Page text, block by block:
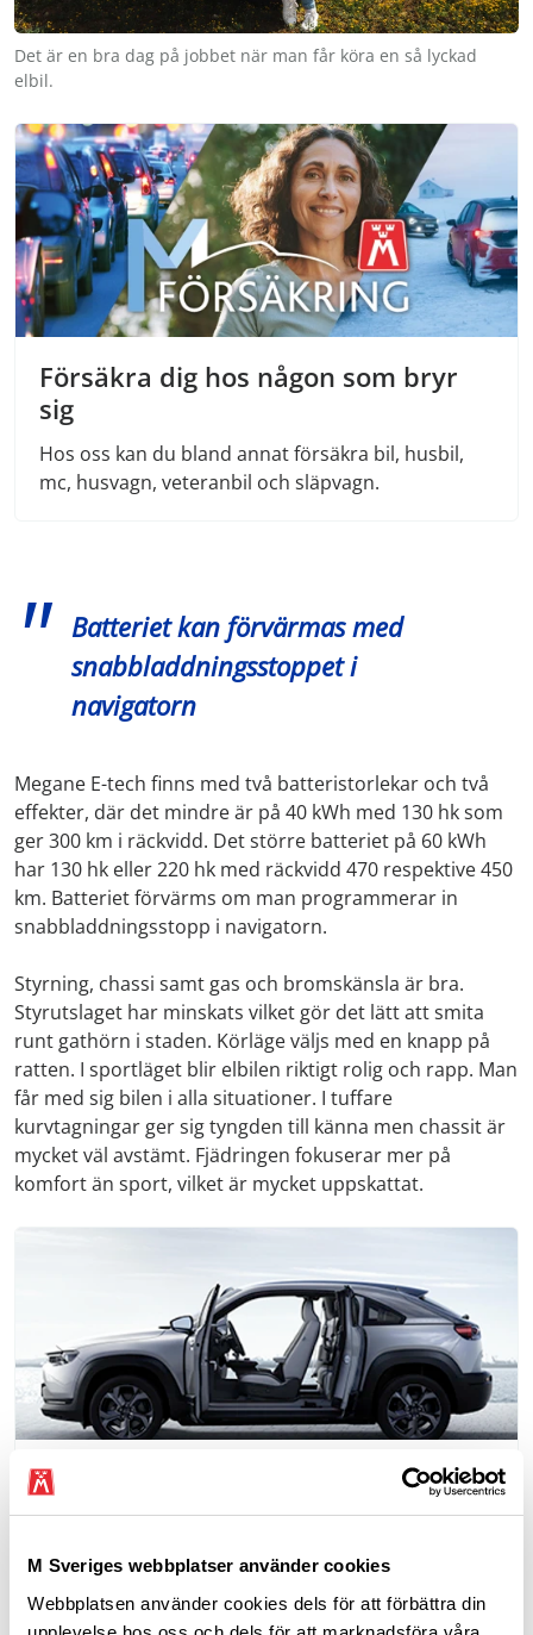
M Sveriges webbplatser använder cookies
Webbplatsen använder cookies dels för att förbättra din
Det är en bra dag på jobbet när man får köra en så lyckad
elbil.
Försäkra dig hos någon som bryr
sig
Hos oss kan du bland annat försäkra bil, husbil,
mc, husvagn, veteranbil och släpvagn.
Batteriet kan förvärmas med
snabbladdningsstoppet i
navigatorn
Megane E-tech finns med två batteristorlekar och två
effekter, där det mindre är på 40 kWh med 130 hk som
ger 300 km i räckvidd. Det större batteriet på 60 kWh
har 130 hk eller 220 hk med räckvidd 470 respektive 450
km. Batteriet förvärms om man programmerar in
snabbladdningsstopp i navigatorn.
Styrning, chassi samt gas och bromskänsla är bra.
Styrutslaget har minskats vilket gör det lätt att smita
runt gathörn i staden. Körläge väljs med en knapp på
ratten. I sportläget blir elbilen riktigt rolig och rapp. Man
får med sig bilen i alla situationer. I tuffare
kurvtagningar ger sig tyngden till känna men chassit är
mycket väl avstämt. Fjädringen fokuserar mer på
komfort än sport, vilket är mycket uppskattat.
Elbil
Funderar du på att köpa en elbil eller en laddbox
och vill veta mer om olika modeller och alternativ?